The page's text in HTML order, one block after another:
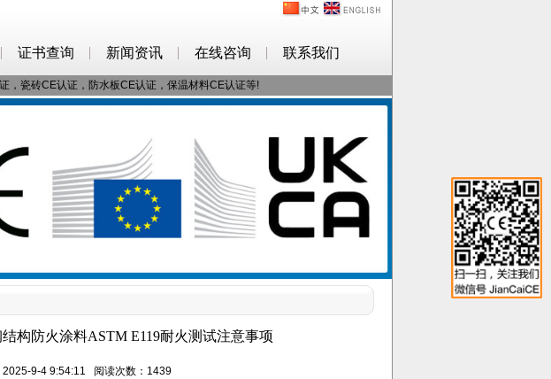
证书查询 新闻资讯 在线咨询 联系我们
，瓷砖CE认证，防水板CE认证，保温材料CE认证等!
构防火涂料ASTM E119耐火测试注意事项
2025-9-4 9:54:11 阅读次数：1439